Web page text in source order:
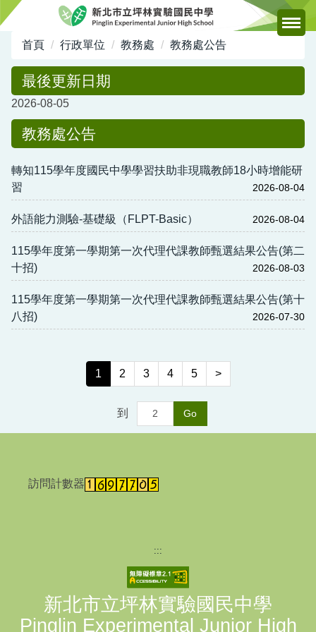
跳
容
首頁 行政單位 教務處 教務處公告
最後更新日期
2026-08-05
教務處公告
轉知115學年度國民中學學習扶助非現職教師18小時增能研
習
2026-08-04
外語能力測驗-基礎級（FLPT-Basic） 2026-08-04
115學年度第一學期第一次代理代課教師甄選結果公告(第二
十招)
2026-08-03
115學年度第一學期第一次代理代課教師甄選結果公告(第十
八招)
2026-07-30
1 2 3 4 5 >
到 Go
訪問計數器
:::
新北市立坪林實驗國民中學
Pinglin Experimental Junior High